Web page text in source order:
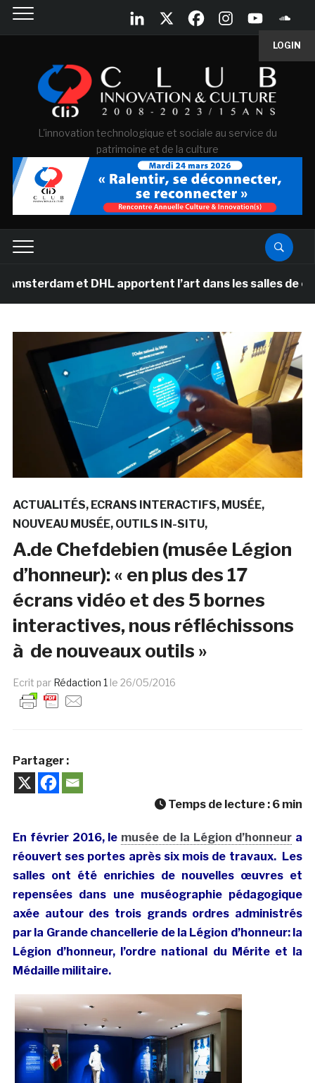
LOGIN
L'innovation technologique et sociale au service du
patrimoine et de la culture
et DHL apportent l’art dans les salles de classe
ACTUALITÉS ECRANS INTERACTIFS MUSÉE
NOUVEAU MUSÉE OUTILS IN-SITU
A.de Chefdebien (musée Légion
d’honneur): « en plus des 17
écrans vidéo et des 5 bornes
interactives, nous réfléchissons
à de nouveaux outils »
Ecrit par Rédaction 1 le 26/05/2016
Partager :
Temps de lecture : 6 min
En février 2016, le musée de la Légion d’honneur a
réouvert ses portes après six mois de travaux. Les
salles ont été enrichies de nouvelles œuvres et
repensées dans une muséographie pédagogique
axée autour des trois grands ordres administrés
par la Grande chancellerie de la Légion d’honneur: la
Légion d’honneur, l’ordre national du Mérite et la
Médaille militaire.